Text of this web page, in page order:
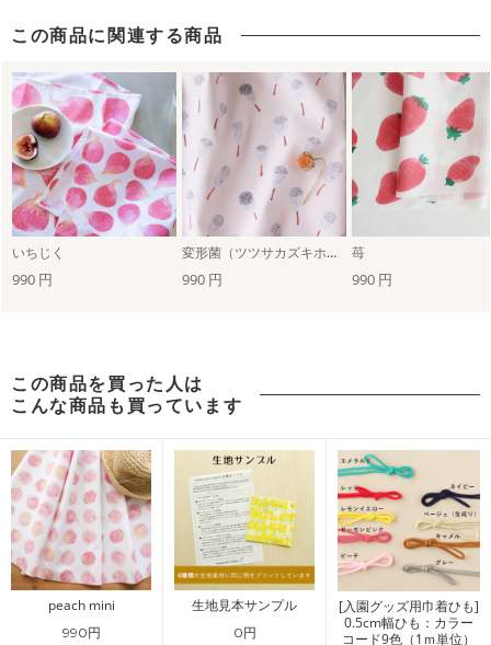
この商品に関連する商品
いちじく 変形菌（ツツサカズキホコリ／ピンク） 苺
990 円 990 円 990 円
この商品を買った人は
こんな商品も買っています
peach mini
990円
生地見本サンプル
0円
[入園グッズ用巾着ひも]
0.5cm幅ひも：カラー
コード9色（1ｍ単位）